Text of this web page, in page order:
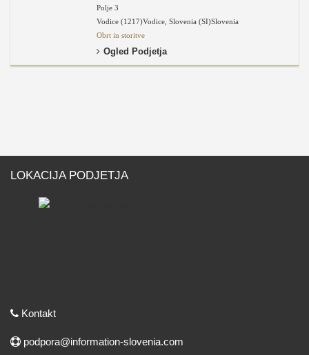
Polje 3
Vodice (1217)Vodice Slovenia (SI)Slovenia
Obrt in storitve
Ogled Podjetja
LOKACIJA PODJETJA
Kontakt
podpora@information-slovenia.com